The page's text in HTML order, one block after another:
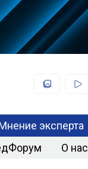
эксперта
О нас